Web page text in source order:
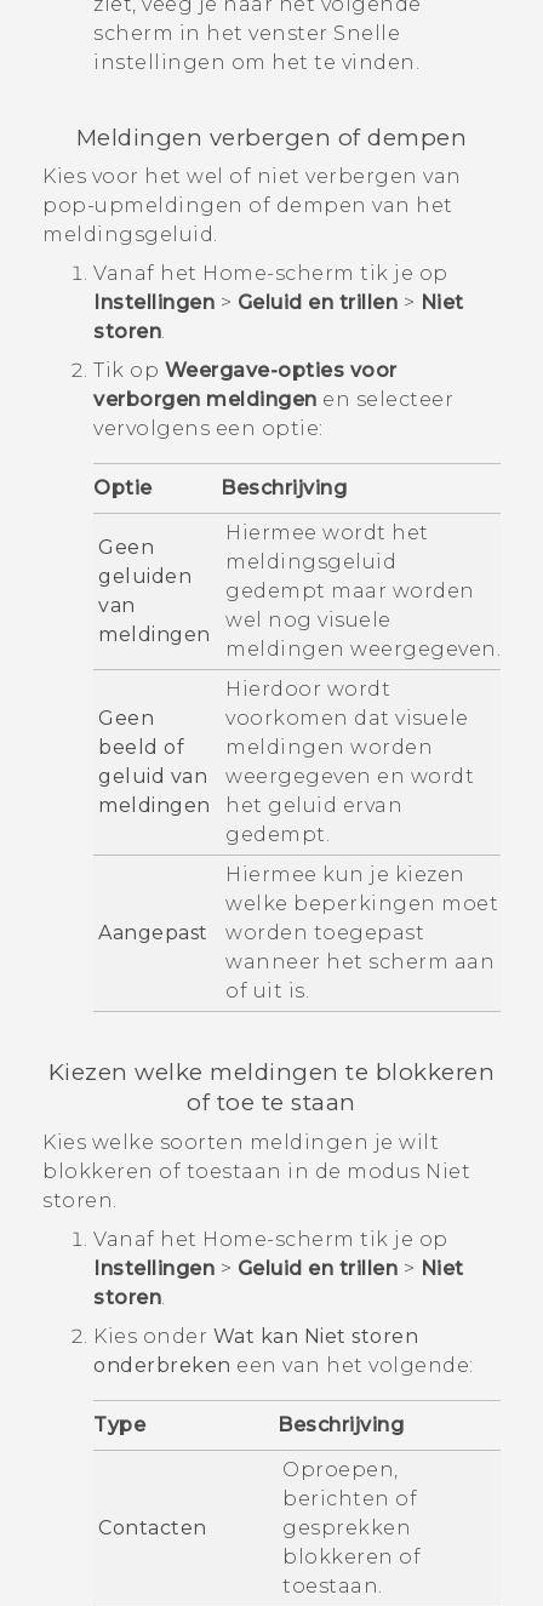
scherm in het venster Snelle
instellingen om het te vinden.
Meldingen verbergen of dempen
Kies voor het wel of niet verbergen van
pop-upmeldingen of dempen van het
meldingsgeluid.
Vanaf het Home-scherm tik je op
Instellingen > Geluid en trillen > Niet
storen.
Tik op Weergave-opties voor
verborgen meldingen en selecteer
vervolgens een optie:
Optie Beschrijving
Geen
geluiden
van
meldingen
Hiermee wordt het
meldingsgeluid
gedempt maar worden
wel nog visuele
meldingen weergegeven.
Geen
beeld of
geluid van
meldingen
Hierdoor wordt
voorkomen dat visuele
meldingen worden
weergegeven en wordt
het geluid ervan
gedempt.
Aangepast
Hiermee kun je kiezen
welke beperkingen moet
worden toegepast
wanneer het scherm aan
of uit is.
Kiezen welke meldingen te blokkeren
of toe te staan
Kies welke soorten meldingen je wilt
blokkeren of toestaan in de modus Niet
storen
Vanaf het Home-scherm tik je op
Instellingen > Geluid en trillen > Niet
storen
Kies onder Wat kan Niet storen
onderbreken een van het volgende:
Type Beschrijving
Contacten
Oproepen,
berichten of
gesprekken
blokkeren of
toestaan.